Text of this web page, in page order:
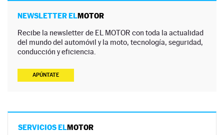
NEWSLETTER ELMOTOR
Recibe la newsletter de EL MOTOR con toda la actualidad
del mundo del automóvil y la moto, tecnología, seguridad,
conducción y eficiencia.
APÚNTATE
SERVICIOS ELMOTOR